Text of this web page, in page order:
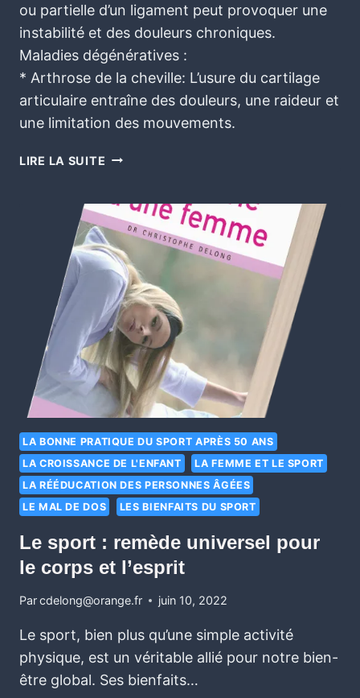
ou partielle d’un ligament peut provoquer une
instabilité et des douleurs chroniques.
Maladies dégénératives :
* Arthrose de la cheville: L’usure du cartilage
articulaire entraîne des douleurs, une raideur et
une limitation des mouvements.
LIRE LA SUITE
LA BONNE PRATIQUE DU SPORT APRÈS 50 ANS
LA CROISSANCE DE L'ENFANT
LA FEMME ET LE SPORT
LA RÉÉDUCATION DES PERSONNES ÂGÉES
LE MAL DE DOS
LES BIENFAITS DU SPORT
Le sport : remède universel pour
le corps et l’esprit
Parcdelong@orange.fr juin 10, 2022
Le sport, bien plus qu’une simple activité
physique, est un véritable allié pour notre bien-
être global. Ses bienfaits…